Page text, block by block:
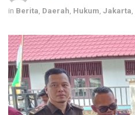
in Berita Daerah Hukum Jakarta